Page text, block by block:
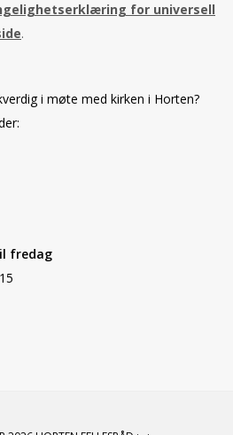
for universell
.
i møte med kirken i Horten?
fredag